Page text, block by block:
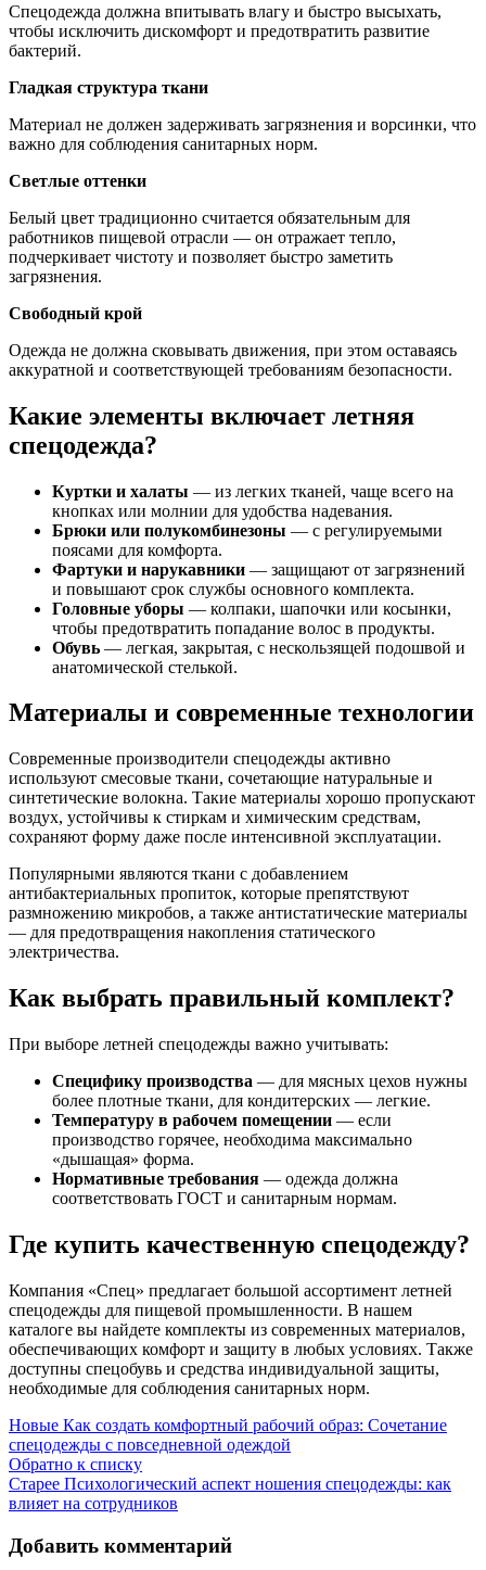
Спецодежда должна впитывать влагу и быстро высыхать,
чтобы исключить дискомфорт и предотвратить развитие
бактерий.
Гладкая структура ткани
Материал не должен задерживать загрязнения и ворсинки, что
важно для соблюдения санитарных норм.
Светлые оттенки
Белый цвет традиционно считается обязательным для
работников пищевой отрасли — он отражает тепло,
подчеркивает чистоту и позволяет быстро заметить
загрязнения.
Свободный крой
Одежда не должна сковывать движения, при этом оставаясь
аккуратной и соответствующей требованиям безопасности.
Какие элементы включает летняя
спецодежда?
Куртки и халаты — из легких тканей, чаще всего на
кнопках или молнии для удобства надевания.
Брюки или полукомбинезоны — с регулируемыми
поясами для комфорта.
Фартуки и нарукавники — защищают от загрязнений
и повышают срок службы основного комплекта.
Головные уборы — колпаки, шапочки или косынки,
чтобы предотвратить попадание волос в продукты.
Обувь — легкая, закрытая, с нескользящей подошвой и
анатомической стелькой.
Материалы и современные технологии
Современные производители спецодежды активно
используют смесовые ткани, сочетающие натуральные и
синтетические волокна. Такие материалы хорошо пропускают
воздух, устойчивы к стиркам и химическим средствам,
сохраняют форму даже после интенсивной эксплуатации.
Популярными являются ткани с добавлением
антибактериальных пропиток, которые препятствуют
размножению микробов, а также антистатические материалы
— для предотвращения накопления статического
электричества.
Как выбрать правильный комплект?
При выборе летней спецодежды важно учитывать:
Специфику производства — для мясных цехов нужны
более плотные ткани, для кондитерских — легкие.
Температуру в рабочем помещении — если
производство горячее, необходима максимально
«дышащая» форма.
Нормативные требования — одежда должна
соответствовать ГОСТ и санитарным нормам.
Где купить качественную спецодежду?
Компания «Спец» предлагает большой ассортимент летней
спецодежды для пищевой промышленности. В нашем
каталоге вы найдете комплекты из современных материалов,
обеспечивающих комфорт и защиту в любых условиях. Также
доступны спецобувь и средства индивидуальной защиты,
необходимые для соблюдения санитарных норм.
Новые Как создать комфортный рабочий образ: Сочетание
спецодежды с повседневной одеждой
Обратно к списку
Старее Психологический аспект ношения спецодежды: как
влияет на сотрудников
Добавить комментарий